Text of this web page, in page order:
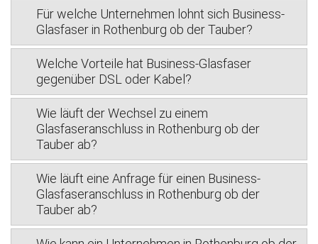
Für welche Unternehmen lohnt sich Business-
Glasfaser in Rothenburg ob der Tauber?
Welche Vorteile hat Business-Glasfaser
gegenüber DSL oder Kabel?
Wie läuft der Wechsel zu einem
Glasfaseranschluss in Rothenburg ob der
Tauber ab?
Wie läuft eine Anfrage für einen Business-
Glasfaseranschluss in Rothenburg ob der
Tauber ab?